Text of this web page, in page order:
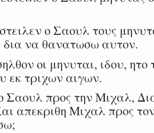
ο Σαουλ τους
δια να θανατωσω αυτον.
οι μηνυται, ιδου,
εκ τριχων αιγων.
Σαουλ προς την Μιχαλ,
απεκριθη Μιχαλ προς